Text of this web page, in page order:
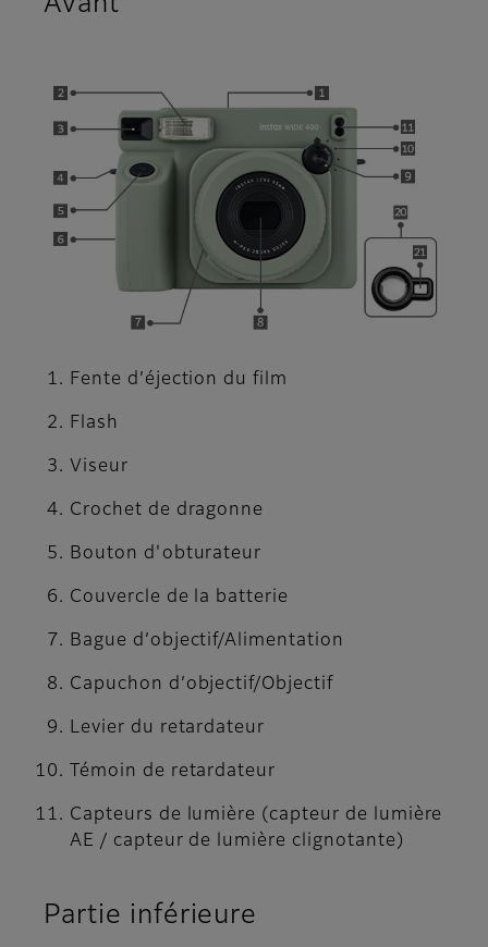
Fente d’éjection du film
Flash
Viseur
Crochet de dragonne
Bouton d'obturateur
Couvercle de la batterie
Bague d’objectif/Alimentation
Capuchon d’objectif/Objectif
Levier du retardateur
Témoin de retardateur
Capteurs de lumière (capteur de lumière
AE / capteur de lumière clignotante)
Partie inférieure